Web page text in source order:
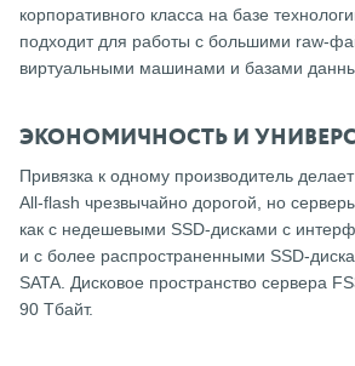
корпоративного класса на базе
подходит для работы с большими raw-
виртуальными машинами и базами
ЭКОНОМИЧНОСТЬ И
Привязка к одному производитель
All-flash чрезвычайно дорогой, но
как с недешевыми SSD-дисками с
и с более распространенными SSD-
SATA. Дисковое пространство сервера
90 Тбайт.